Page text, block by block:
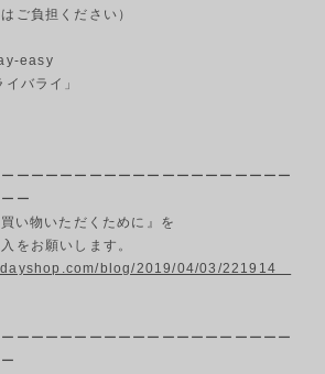
ご負担ください）
easy
バライ」
ーーーーーーーーーーーーーーーーーーー
ー
い物いただくために』を
をお願いします。
blog/2019/04/03/221914
ーーーーーーーーーーーーーーーーーーー